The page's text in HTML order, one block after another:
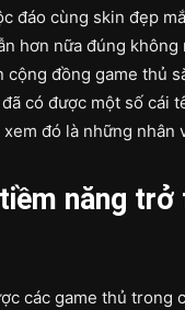
đáo cùng skin đẹp
hơn nữa đúng
cộng đồng game thủ
có được một số cái
đó là những nhân
năng
các game thủ trong